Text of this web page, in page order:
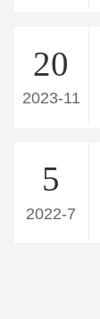
20
2023-11
5
2022-7